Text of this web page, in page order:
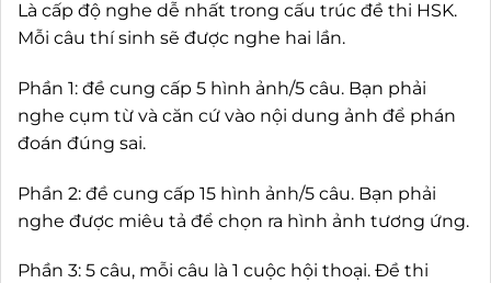
Là cấp độ nghe dễ nhất trong cấu trúc đề thi HSK.
Mỗi câu thí sinh sẽ được nghe hai lần.
Phần 1: đề cung cấp 5 hình ảnh/5 câu. Bạn phải
nghe cụm từ và căn cứ vào nội dung ảnh để phán
đoán đúng sai.
Phần 2: đề cung cấp 15 hình ảnh/5 câu. Bạn phải
nghe được miêu tả để chọn ra hình ảnh tương ứng.
Phần 3: 5 câu, mỗi câu là 1 cuộc hội thoại. Đề thi